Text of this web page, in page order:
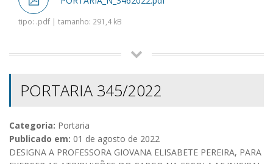
tipo: .pdf | tamanho: 291,4 kB
PORTARIA 345/2022
Categoria: Portaria
Publicado em: 01 de agosto de 2022
DESIGNA A PROFESSORA GIOVANA ELISABETE PEREIRA, PARA